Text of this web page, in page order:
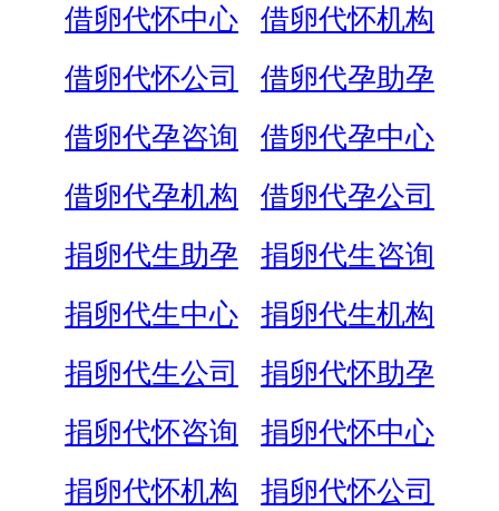
借卵代怀中心
借卵代怀机构
借卵代怀公司
借卵代孕助孕
借卵代孕咨询
借卵代孕中心
借卵代孕机构
借卵代孕公司
捐卵代生助孕
捐卵代生咨询
捐卵代生中心
捐卵代生机构
捐卵代生公司
捐卵代怀助孕
捐卵代怀咨询
捐卵代怀中心
捐卵代怀机构
捐卵代怀公司